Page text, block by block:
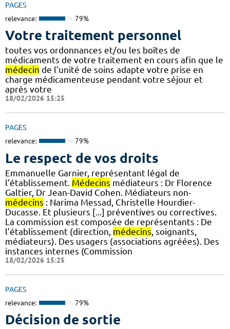
PAGES
relevance: 79%
Votre traitement personnel
toutes vos ordonnances et/ou les boîtes de
médicaments de votre traitement en cours afin que le
médecin de l’unité de soins adapte votre prise en
charge médicamenteuse pendant votre séjour et
après votre
18/02/2026 15:25
PAGES
relevance: 79%
Le respect de vos droits
Emmanuelle Garnier, représentant légal de
l’établissement. Médecins médiateurs : Dr Florence
Galtier, Dr Jean-David Cohen. Médiateurs non-
médecins : Narima Messad, Christelle Hourdier-
Ducasse. Et plusieurs [...] préventives ou correctives.
La commission est composée de représentants : De
l’établissement (direction, médecins , soignants,
médiateurs). Des usagers (associations agréées). Des
instances internes (Commission
18/02/2026 15:25
PAGES
relevance: 79%
Décision de sortie